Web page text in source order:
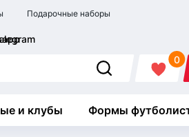
Подарочные наборы
0
и клубы Формы